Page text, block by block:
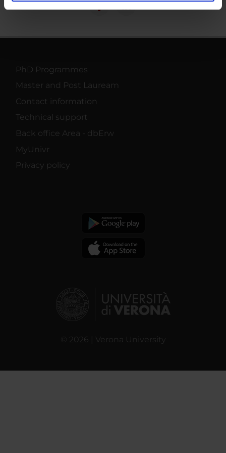
informazioni sul modo in cui utilizzi il nostro sito con i
pubblicità e social media, i quali potrebbero combinarle
PhD Programmes
Master and Post Lauream
Contact information
Technical support
Back office Area - dbErw
MyUnivr
Privacy policy
© 2026 | Verona University